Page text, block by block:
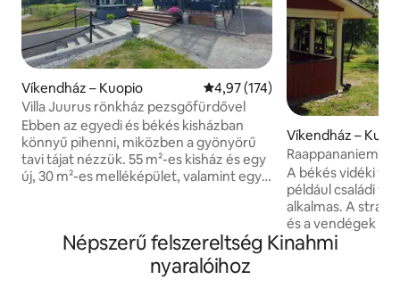
Víkendház – Kuopio Átlagos értékelés: 5/4,97, 174
4,97 (174)
Villa Juurus rönkház pezsgőfürdővel
Ebben az egyedi és békés kisházban
könnyű pihenni, miközben a gyönyörű
tavi tájat nézzük. 55 m²-es kisház és egy
új, 30 m²-es melléképület, valamint egy
horgászat, bogyószedés és szabadtéri
terep. Kuopio 35 km-re, Riistavesi 10 km-
re található. A bérlő számára elérhető
Víkendház –
Raappananiemi
A békés vidéki
például családi
alkalmas. A
és a vendégek
használhatnak. A
Népszerű felszereltség Kinahmi
nyaralóihoz